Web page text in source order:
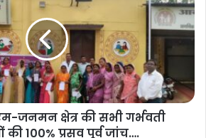
जनमन क्षेत्र की सभी गर्भवती
100% प्रसव पूर्व जांच….